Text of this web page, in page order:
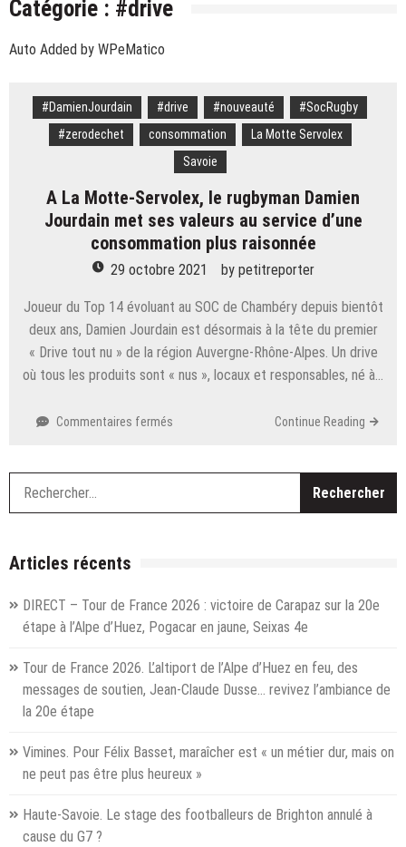
cohésion » : pourquoi l’équipe de France se
retrouve au pied du Ventoux cette semaine
après l’incendie de l’hôtel des Grandes Alpes à
rouges
Savoie. « Je n’ai que ça en tête » : Mickaël Mugnier,
le chef boulanger bientôt Meilleur ouvrier de France
Savoie. Le « rat d’hôtel » avait volé 777 000 euros
de bijoux dans le coffre d’une touriste russe à
Alpes françaises. Quarante ouvrages à livrer pour
les JO 2030 : « On va y arriver, on n’a aucune alerte
rouge »
Courchevel. Un ouvrier de 30 ans meurt écrasé sous
un bloc de béton
Catégorie : #drive
Auto Added by WPeMatico
#DamienJourdain #drive #nouveauté
#SocRugby
#zerodechet
consommation
La Motte Servolex
Savoie
A La Motte-Servolex, le rugbyman Damien
Jourdain met ses valeurs au service d’une
consommation plus raisonnée
29 octobre 2021 by petitreporter
Joueur du Top 14 évoluant au SOC de Chambéry depuis bientôt
deux ans, Damien Jourdain est désormais à la tête du premier
« Drive tout nu » de la région Auvergne-Rhône-Alpes. Un drive
où tous les produits sont « nus », locaux et responsables, né à…
Commentaires fermés
Motte-
le
ses
valeurs
service
d’une
raisonnée
Continue Reading
Articles récents
DIRECT – Tour de France 2026 : victoire de Carapaz sur la 20e
étape à l’Alpe d’Huez, Pogacar en jaune, Seixas 4e
Tour de France 2026. L’altiport de l’Alpe d’Huez en feu, des
messages de soutien, Jean-Claude Dusse… revivez l’ambiance de
la 20e étape
Vimines. Pour Félix Basset, maraîcher est « un métier dur, mais on
ne peut pas être plus heureux »
Haute-Savoie. Le stage des footballeurs de Brighton annulé à
cause du G7 ?